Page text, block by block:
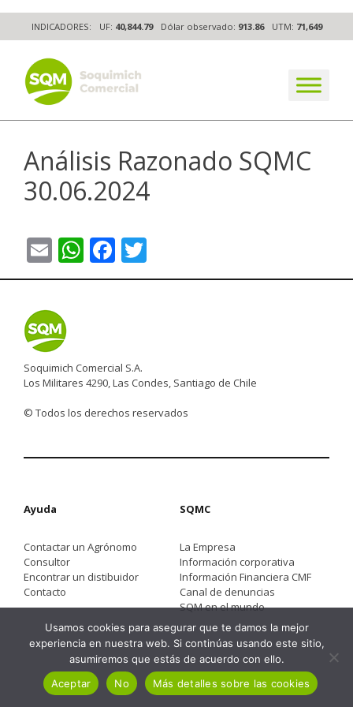
to
content
INDICADORES: UF: 40,844.79 Dólar observado: 913.86 UTM: 71,649
The worldwide business formula
Análisis Razonado SQMC
30.06.2024
EmailWhatsApp
Facebook
Soquimich Comercial S.A.
Los Militares 4290, Las Condes, Santiago de Chile
© Todos los derechos reservados
Ayuda
Contactar un Agrónomo
Consultor
Encontrar un distibuidor
Contacto
SQMC
La Empresa
Información corporativa
Información Financiera CMF
Canal de denuncias
SQM en el mundo
Usamos cookies para asegurar que te damos la mejor
experiencia en nuestra web. Si continúas usando este sitio,
asumiremos que estás de acuerdo con ello.
Aceptar
No Más detalles sobre las cookies